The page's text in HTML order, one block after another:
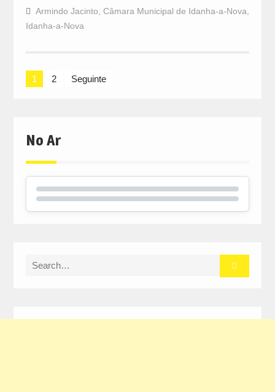
Armindo Jacinto Câmara Municipal de Idanha-a-Nova
Idanha-a-Nova
Navegação
1 2 Seguinte
No Ar
Search